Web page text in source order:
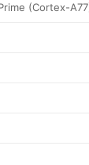
(Cortex-